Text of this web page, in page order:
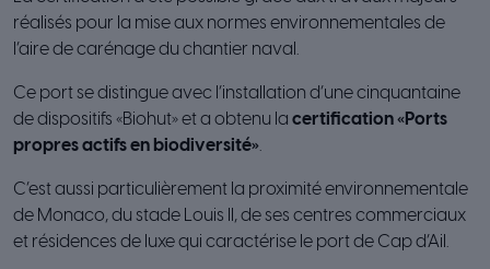
réalisés pour la mise aux normes environnementales de
l’aire de carénage du chantier naval.
Ce port se distingue avec l’installation d’une cinquantaine
de dispositifs «Biohut» et a obtenu la certification «Ports
propres actifs en biodiversité».
C’est aussi particulièrement la proximité environnementale
de Monaco, du stade Louis II, de ses centres commerciaux
et résidences de luxe qui caractérise le port de Cap d’Ail.